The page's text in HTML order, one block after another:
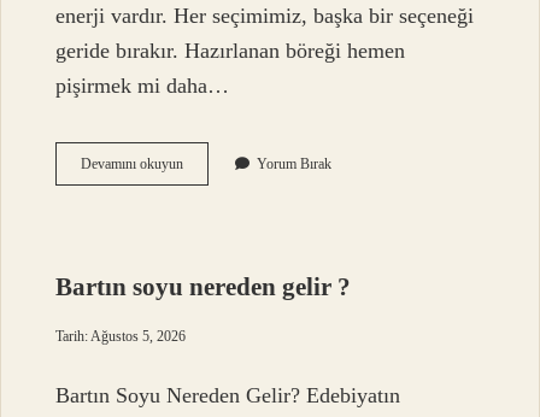
enerji vardır. Her seçimimiz, başka bir seçeneği
geride bırakır. Hazırlanan böreği hemen
pişirmek mi daha…
Devamını okuyunBörek
pişmeden
Yorum Bırak
Bartın soyu nereden gelir ?
Tarih: Ağustos 5, 2026
Bartın Soyu Nereden Gelir? Edebiyatın